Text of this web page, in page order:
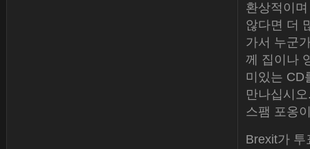
환상적이
않다면 더
가서 누군
께 집이나
미있는 CD
만나십시
스팸 포옹
Brexit가